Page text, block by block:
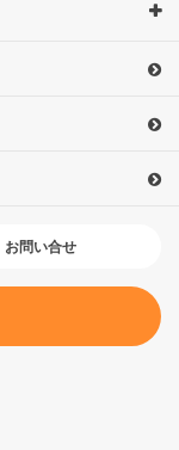
お問い合せ